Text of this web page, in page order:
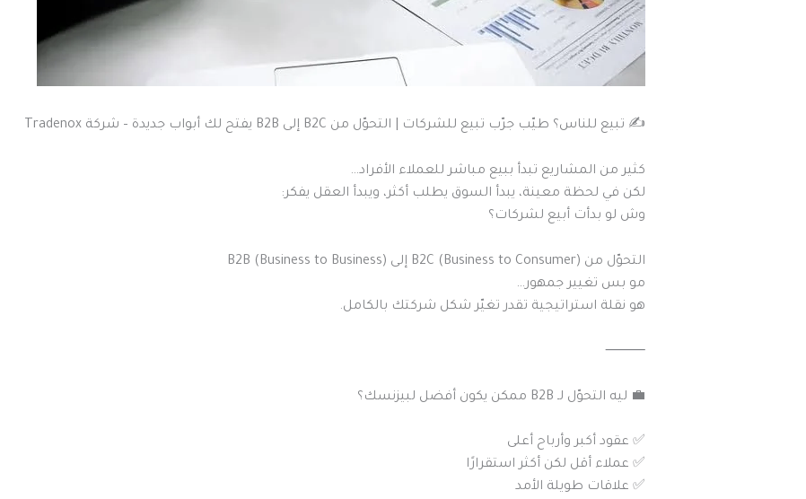
✍️ تبيع للناس؟ طيّب جرّب تبيع للشركات | التحوّل من B2C إلى B2B يفتح لك أبواب جديدة – شركة Tradenox
كثير من المشاريع تبدأ ببيع مباشر للعملاء الأفراد…
لكن في لحظة معينة، يبدأ السوق يطلب أكثر، ويبدأ العقل يفكر:
وش لو بدأت أبيع لشركات؟
التحوّل من B2C (Business to Consumer) إلى B2B (Business to Business)
مو بس تغيير جمهور…
هو نقلة استراتيجية تقدر تغيّر شكل شركتك بالكامل.
⸻
💼 ليه التحوّل لـ B2B ممكن يكون أفضل لبيزنسك؟
✅ عقود أكبر وأرباح أعلى
✅ عملاء أقل لكن أكثر استقرارًا
✅ علاقات طويلة الأمد